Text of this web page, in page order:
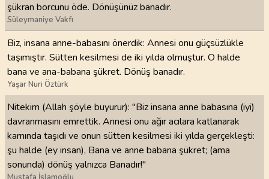
şükran borcunu öde. Dönüşünüz banadır.
Süleymaniye Vakfı
Biz, insana anne-babasını önerdik: Annesi onu güçsüzlükle
taşımıştır. Sütten kesilmesi de iki yılda olmuştur. O halde
bana ve ana-babana şükret. Dönüş banadır.
Yaşar Nuri Öztürk
Nitekim (Allah şöyle buyurur): "Biz insana anne babasına (iyi)
davranmasını emrettik. Annesi onu ağır acılara katlanarak
karnında taşıdı ve onun sütten kesilmesi iki yılda gerçekleşti:
şu halde (ey insan), Bana ve anne babana şükret; (ama
sonunda) dönüş yalnızca Banadır!"